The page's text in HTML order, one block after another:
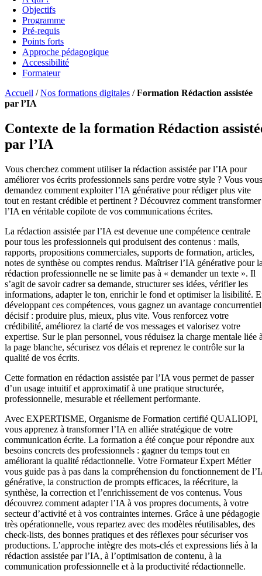
Objectifs
Programme
Pré-requis
Points forts
Approche pédagogique
Accessibilité
Formateur
Accueil /Nos formations digitales /Formation Rédaction assistée
par l’IA
Contexte de la formation Rédaction
par l’IA
Vous cherchez comment utiliser la rédaction assistée par l’IA pour
améliorer vos écrits professionnels sans perdre votre style ? Vous vous
demandez comment exploiter l’IA générative pour rédiger plus vite
tout en restant crédible et pertinent ? Découvrez comment transformer
l’IA en véritable copilote de vos communications écrites.
La rédaction assistée par l’IA est devenue une compétence centrale
pour tous les professionnels qui produisent des contenus : mails,
rapports, propositions commerciales, supports de formation, articles,
notes de synthèse ou comptes rendus. Maîtriser l’IA générative pour
rédaction professionnelle ne se limite pas à « demander un texte ». Il
s’agit de savoir cadrer sa demande, structurer ses idées, vérifier les
informations, adapter le ton, enrichir le fond et optimiser la lisibilité.
développant ces compétences, vous gagnez un avantage concurrentiel
décisif : produire plus, mieux, plus vite. Vous renforcez votre
crédibilité, améliorez la clarté de vos messages et valorisez votre
expertise. Sur le plan personnel, vous réduisez la charge mentale liée
la page blanche, sécurisez vos délais et reprenez le contrôle sur la
qualité de vos écrits.
Cette formation en rédaction assistée par l’IA vous permet de passer
d’un usage intuitif et approximatif à une pratique structurée,
professionnelle, mesurable et réellement performante.
Avec EXPERTISME, Organisme de Formation certifié QUALIOPI,
vous apprenez à transformer l’IA en alliée stratégique de votre
communication écrite. La formation a été conçue pour répondre aux
besoins concrets des professionnels : gagner du temps tout en
améliorant la qualité rédactionnelle. Votre Formateur Expert Métier
vous guide pas à pas dans la compréhension du fonctionnement de
générative, la construction de prompts efficaces, la réécriture, la
synthèse, la correction et l’enrichissement de vos contenus. Vous
découvrez comment adapter l’IA à vos propres documents, à votre
secteur d’activité et à vos contraintes internes. Grâce à une pédagogie
très opérationnelle, vous repartez avec des modèles réutilisables, des
check-lists, des bonnes pratiques et des réflexes pour sécuriser vos
productions. L’approche intègre des mots-clés et expressions liés à la
rédaction assistée par l’IA, à l’optimisation de contenu, à la
communication professionnelle et à la productivité rédactionnelle.